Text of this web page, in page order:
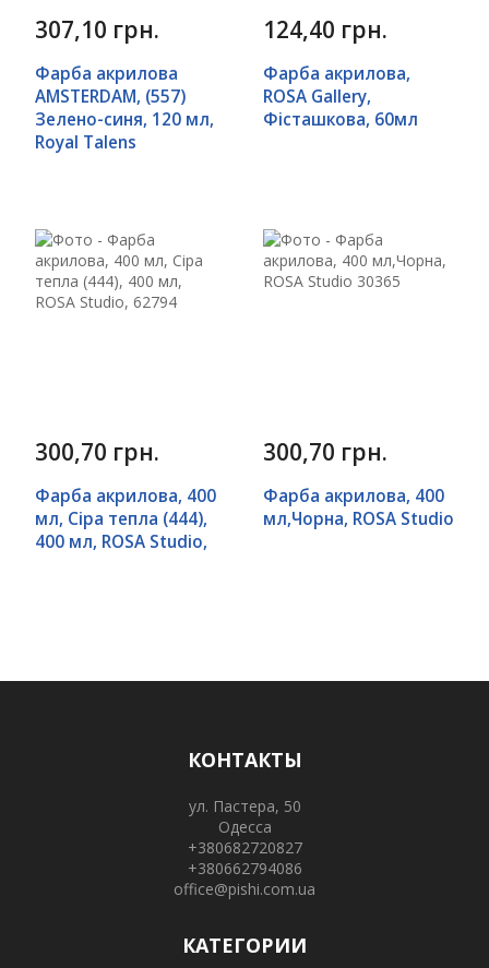
307,10 грн.
Фарба акрилова
AMSTERDAM, (557)
Зелено-синя, 120 мл,
Royal Talens
124,40 грн.
Фарба акрилова,
ROSA Gallery,
Фісташкова, 60мл
300,70 грн.
Фарба акрилова, 400
мл, Сіра тепла (444),
400 мл, ROSA Studio,
300,70 грн.
Фарба акрилова, 400
мл,Чорна, ROSA Studio
КОНТАКТЫ
ул. Пастера, 50
Одесса
+380682720827
+380662794086
office@pishi.com.ua
КАТЕГОРИИ